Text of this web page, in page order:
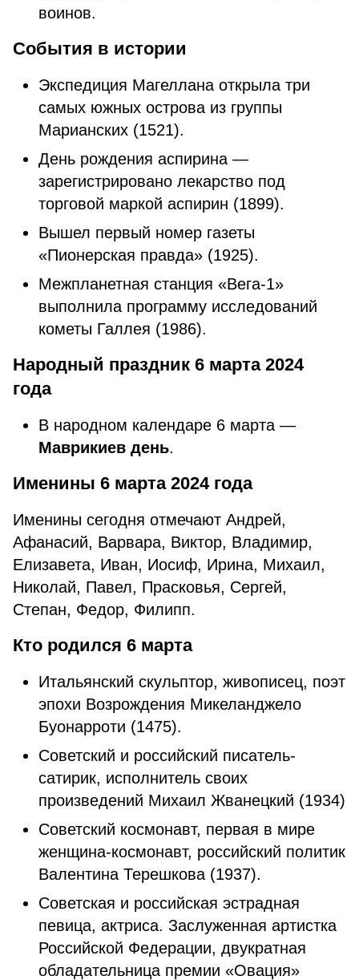
воинов.
События в истории
Экспедиция Магеллана открыла три
самых южных острова из группы
Марианских (1521).
День рождения аспирина —
зарегистрировано лекарство под
торговой маркой аспирин (1899).
Вышел первый номер газеты
«Пионерская правда» (1925).
Межпланетная станция «Вега-1»
выполнила программу исследований
кометы Галлея (1986).
Народный праздник 6 марта 2024
года
В народном календаре 6 марта —
Маврикиев день.
Именины 6 марта 2024 года
Именины сегодня отмечают Андрей,
Афанасий, Варвара, Виктор, Владимир,
Елизавета, Иван, Иосиф, Ирина, Михаил,
Николай, Павел, Прасковья, Сергей,
Степан, Федор, Филипп.
Кто родился 6 марта
Итальянский скульптор, живописец, поэт
эпохи Возрождения Микеланджело
Буонарроти (1475).
Советский и российский писатель-
сатирик, исполнитель своих
произведений Михаил Жванецкий (1934)
Советский космонавт, первая в мире
женщина-космонавт, российский политик
Валентина Терешкова (1937).
Советская и российская эстрадная
певица, актриса. Заслуженная артистка
Российской Федерации, двукратная
обладательница премии «Овация»